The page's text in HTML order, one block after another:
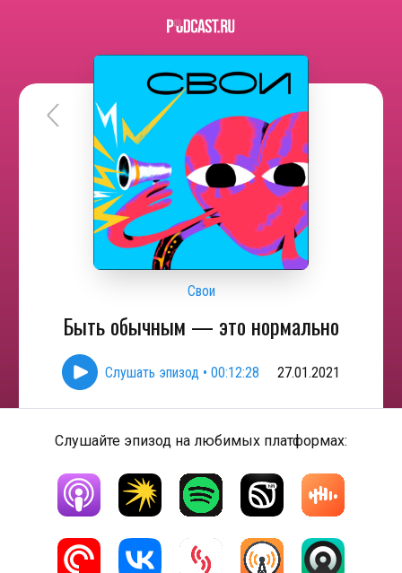
Свои
Быть обычным — это нормально
Слушать эпизод • 00:12:28 27.01.2021
Слушайте эпизод на любимых платформах: